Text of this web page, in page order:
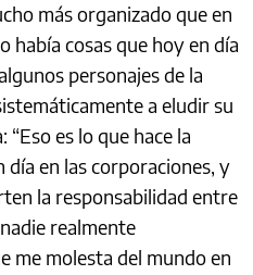
más organizado que en
había cosas que hoy en día
personajes de la
a eludir su
es lo que hace la
en las corporaciones, y
la responsabilidad entre
realmente
me molesta del mundo en